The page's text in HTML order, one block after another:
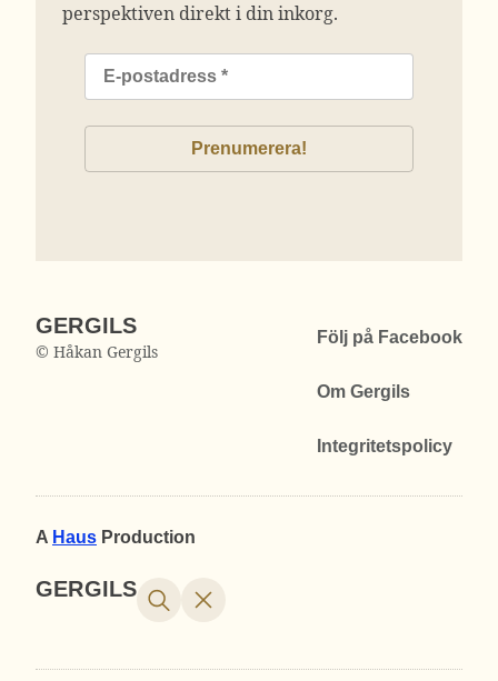
perspektiven direkt i din inkorg.
GERGILS
© Håkan Gergils
Följ på Facebook
Om Gergils
Integritetspolicy
A Haus Production
GERGILS